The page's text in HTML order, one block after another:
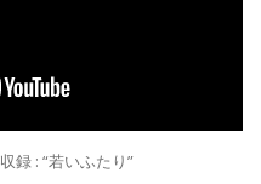
録 : “若いふたり”